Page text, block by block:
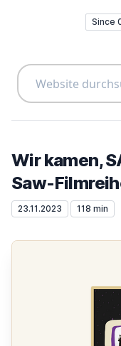
Since
Wir kamen,
Saw-
23.11.2023 118 min